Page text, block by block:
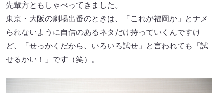
先輩方ともしゃべってきました。
東京・大阪の劇場出番のときは、「これが福岡か」とナメ
られないように自信のあるネタだけ持っていくんですけ
ど、「せっかくだから、いろいろ試せ」と言われても「試
せるかい！」です（笑）。